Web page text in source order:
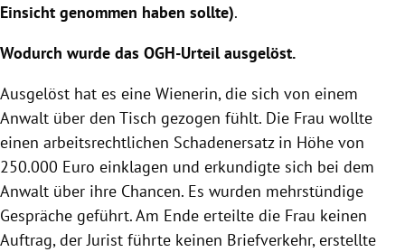
Einsicht genommen haben sollte).
Wodurch wurde das OGH-Urteil ausgelöst.
Ausgelöst hat es eine Wienerin, die sich von einem
Anwalt über den Tisch gezogen fühlt. Die Frau wollte
einen arbeitsrechtlichen Schadenersatz in Höhe von
250.000 Euro einklagen und erkundigte sich bei dem
Anwalt über ihre Chancen. Es wurden mehrstündige
Gespräche geführt. Am Ende erteilte die Frau keinen
Auftrag, der Jurist führte keinen Briefverkehr, erstellte